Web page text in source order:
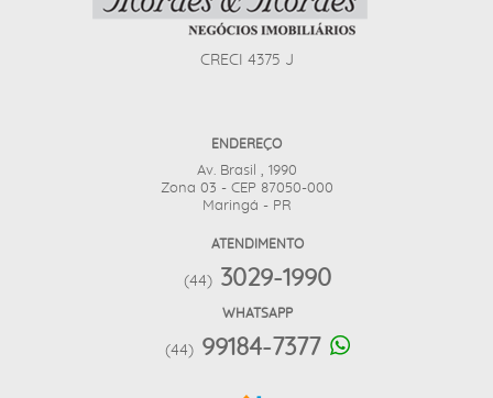
CRECI 4375 J
ENDEREÇO
Av. Brasil , 1990
Zona 03 - CEP 87050-000
Maringá - PR
ATENDIMENTO
(44) 3029-1990
WHATSAPP
(44) 99184-7377